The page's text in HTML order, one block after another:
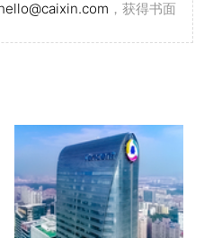
，获得书面